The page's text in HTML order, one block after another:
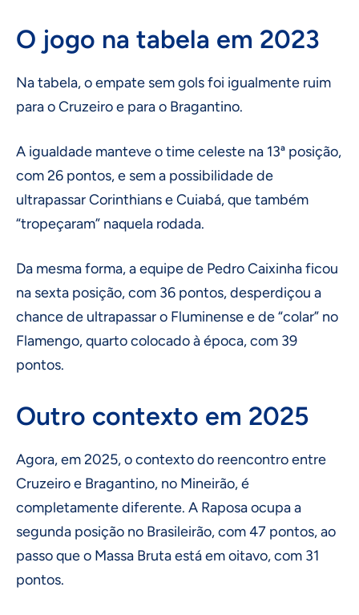
O jogo na tabela em 2023
Na tabela, o empate sem gols foi igualmente ruim
para o Cruzeiro e para o Bragantino.
A igualdade manteve o time celeste na 13ª posição,
com 26 pontos, e sem a possibilidade de
ultrapassar Corinthians e Cuiabá, que também
“tropeçaram” naquela rodada.
Da mesma forma, a equipe de Pedro Caixinha ficou
na sexta posição, com 36 pontos, desperdiçou a
chance de ultrapassar o Fluminense e de “colar” no
Flamengo, quarto colocado à época, com 39
pontos.
Outro contexto em 2025
Agora, em 2025, o contexto do reencontro entre
Cruzeiro e Bragantino, no Mineirão, é
completamente diferente. A Raposa ocupa a
segunda posição no Brasileirão, com 47 pontos, ao
passo que o Massa Bruta está em oitavo, com 31
pontos.